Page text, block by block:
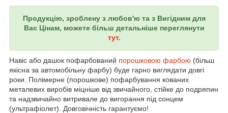
Продукцію, зроблену з любов'ю та з Вигідним для
Вас Цінам, можете більш детальніше переглянути
тут.
Навіс або дашок пофарбований порошковою фарбою (більш
якісна за автомобільну фарбу) буде гарно виглядати довгі
роки. Полімерне (порошкове) пофарбування кованих
металевих виробів міцніше від звичайного, стійке до подряпин
та надзвичайно витривале до вигорання під сонцем
(ультрафіолет). Довговічність гарантуємо!